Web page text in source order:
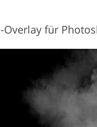
Overlay für